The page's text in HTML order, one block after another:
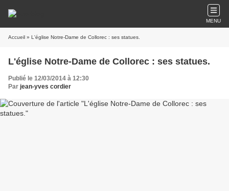
MENU
Accueil » L'église Notre-Dame de Collorec : ses statues.
L'église Notre-Dame de Collorec : ses statues.
Publié le 12/03/2014 à 12:30
Par jean-yves cordier